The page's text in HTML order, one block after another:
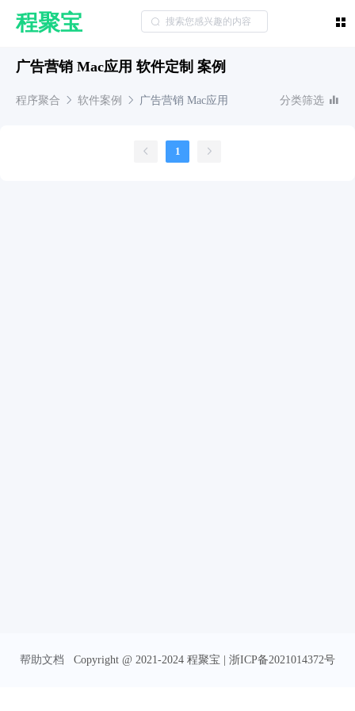
程聚宝
广告营销 Mac应用 软件定制 案例
程序聚合 软件案例 广告营销 Mac应用 分类筛选
1
帮助文档 Copyright @ 2021-2024 程聚宝 | 浙ICP备2021014372号